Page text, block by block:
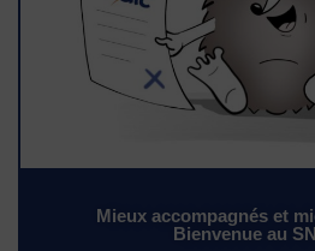
Mieux accompagnés et
Bienvenue au